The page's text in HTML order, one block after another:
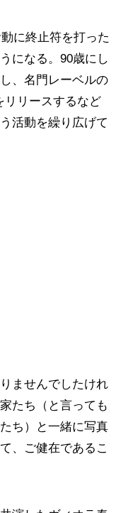
に終止符を打った
になる。90歳にし
、名門レーベルの
リリースするなど
活動を繰り広げて
ませんでしたけれ
たち（と言っても
ち）と一緒に写真
、ご健在であるこ